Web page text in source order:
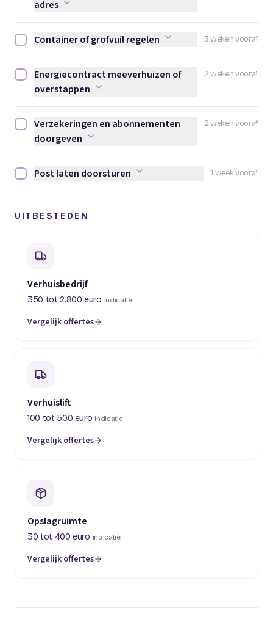
adres
3 weken vooraf
Container of grofvuil regelen afvinken
Container of grofvuil regelen
2 weken vooraf
Energiecontract meeverhuizen of overstappen afvinken
Energiecontract meeverhuizen of
overstappen
2 weken vooraf
Verzekeringen en abonnementen doorgeven afvinken
Verzekeringen en abonnementen
doorgeven
1 week vooraf
Post laten doorsturen afvinken
Post laten doorsturen
UITBESTEDEN
Verhuisbedrijf
350 tot 2.800 euro indicatie
Vergelijk offertes
(opent in een nieuw tabblad)
Verhuislift
100 tot 500 euro indicatie
Vergelijk offertes
(opent in een nieuw tabblad)
Opslagruimte
30 tot 400 euro indicatie
Vergelijk offertes
(opent in een nieuw tabblad)